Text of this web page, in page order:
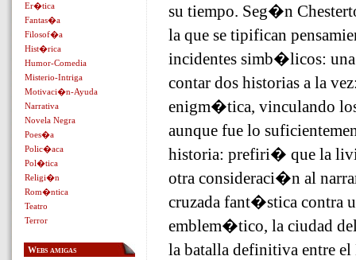
su tiempo. Seg�n
la que se tipifican
incidentes simb�licos:
contar dos historias a la
enigm�tica, vinculando
aunque fue lo
historia: prefiri� que la
otra consideraci�n al
cruzada fant�stica contra
emblem�tico, la ciudad
la batalla definitiva entre
Er�tica
Fantas�a
Filosof�a
Hist�rica
Humor-Comedia
Misterio-Intriga
Motivaci�n-Ayuda
Narrativa
Novela Negra
Poes�a
Polic�aca
Pol�tica
Religi�n
Rom�ntica
Teatro
Terror
Webs amigas